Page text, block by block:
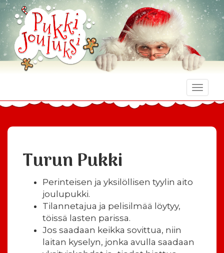
Toggle
Turun Pukki
Perinteisen ja yksilöllisen tyylin aito
joulupukki.
Tilannetajua ja pelisilmää löytyy,
töissä lasten parissa.
Jos saadaan keikka sovittua, niin
laitan kyselyn, jonka avulla saadaan